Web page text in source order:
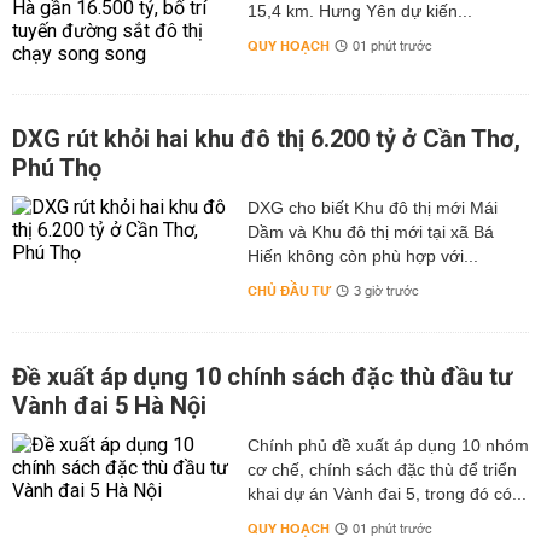
15,4 km. Hưng Yên dự kiến...
QUY HOẠCH 01 phút trước
DXG rút khỏi hai khu đô thị 6.200 tỷ ở Cần Thơ,
Phú Thọ
DXG cho biết Khu đô thị mới Mái
Dầm và Khu đô thị mới tại xã Bá
Hiến không còn phù hợp với...
CHỦ ĐẦU TƯ 3 giờ trước
Đề xuất áp dụng 10 chính sách đặc thù đầu tư
Vành đai 5 Hà Nội
Chính phủ đề xuất áp dụng 10 nhóm
cơ chế, chính sách đặc thù để triển
khai dự án Vành đai 5, trong đó có...
QUY HOẠCH 01 phút trước